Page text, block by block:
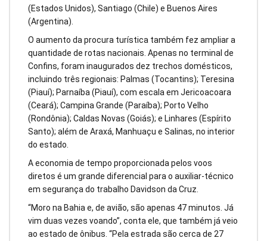
(Estados Unidos), Santiago (Chile) e Buenos Aires
(Argentina).
O aumento da procura turística também fez ampliar a
quantidade de rotas nacionais. Apenas no terminal de
Confins, foram inaugurados dez trechos domésticos,
incluindo três regionais: Palmas (Tocantins); Teresina
(Piauí); Parnaíba (Piauí), com escala em Jericoacoara
(Ceará); Campina Grande (Paraíba); Porto Velho
(Rondônia); Caldas Novas (Goiás); e Linhares (Espírito
Santo); além de Araxá, Manhuaçu e Salinas, no interior
do estado.
A economia de tempo proporcionada pelos voos
diretos é um grande diferencial para o auxiliar-técnico
em segurança do trabalho Davidson da Cruz.
“Moro na Bahia e, de avião, são apenas 47 minutos. Já
vim duas vezes voando”, conta ele, que também já veio
ao estado de ônibus. “Pela estrada são cerca de 27